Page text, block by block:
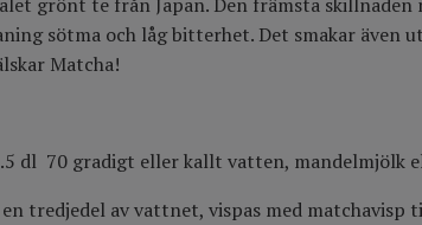
sötma och låg bitterhet. Det smakar
Matcha!
dl 70 gradigt eller kallt vatten, mandelmjölk
tredjedel av vattnet, vispas med